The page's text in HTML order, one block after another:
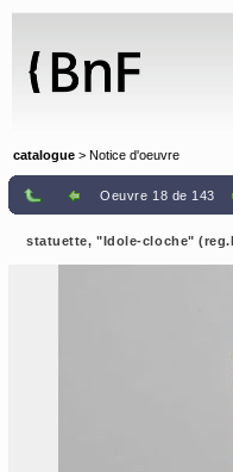
catalogue > Notice d'oeuvre
Oeuvre 18 de 143
statuette, "Idole-cloche"